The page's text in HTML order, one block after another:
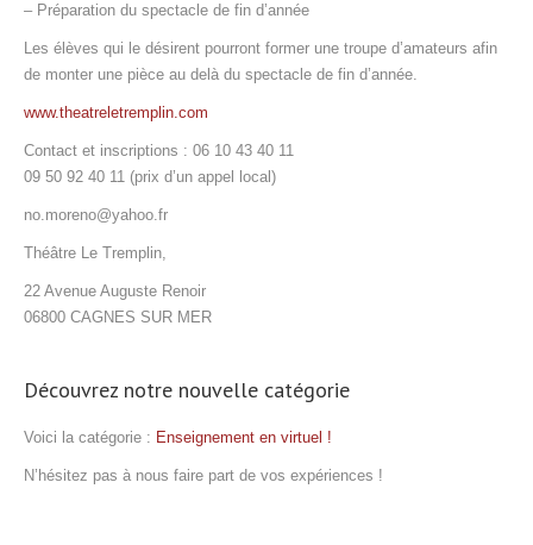
– Préparation du spectacle de fin d’année
Les élèves qui le désirent pourront former une troupe d’amateurs afin
de monter une pièce au delà du spectacle de fin d’année.
www.theatreletremplin.com
Contact et inscriptions : 06 10 43 40 11
09 50 92 40 11 (prix d’un appel local)
no.moreno@yahoo.fr
Théâtre Le Tremplin,
22 Avenue Auguste Renoir
06800 CAGNES SUR MER
Découvrez notre nouvelle catégorie
Voici la catégorie : Enseignement en virtuel !
N’hésitez pas à nous faire part de vos expériences !